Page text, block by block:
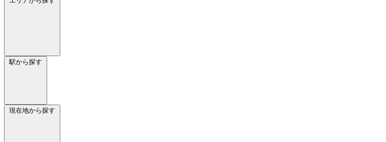
駅から探す
現在地から探す